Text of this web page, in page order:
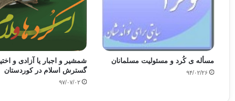
مسأله ی کُرد و مسئولیت مسلمانان
۹۴/۰۲/۲۶
شمشیر و اجبار یا آزادی و
گسترش اسلام در کوردستان
۹۷/۰۷/۰۲